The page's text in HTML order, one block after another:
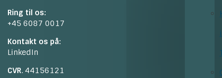
Ring til os:
+45 6087 0017
Kontakt os på:
LinkedIn
CVR. 44156121